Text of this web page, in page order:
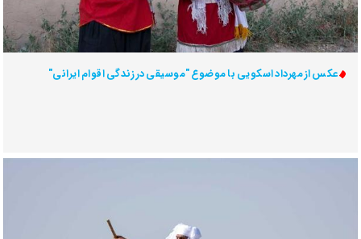
عکس از مهرداد اسکویی با موضوع "موسیقی در زندگی اقوام ایرانی"